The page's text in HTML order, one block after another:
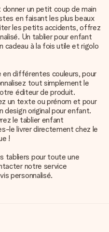
un petit coup de main
en faisant les plus beaux
les petits accidents, offrez
Un tablier pour enfant
cadeau à la fois utile et rigolo
différentes couleurs, pour
tout simplement le
éditeur de produit.
un texte ou prénom et pour
design original pour enfant.
le tablier enfant
le livrer directement chez le
!
tabliers pour toute une
notre service
personnalisé.